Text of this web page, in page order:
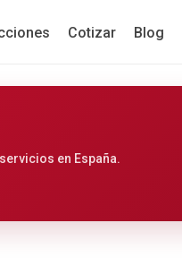
Cotizar Blog
en España.